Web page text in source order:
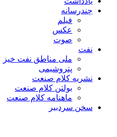
چندرسانه
فیلم
عکس
صوت
نفت
ملی مناطق نفت خیز
پتروشیمی
نشریه کلام صنعت
بولتن کلام صنعت
ماهنامه کلام صنعت
سخن سردبیر